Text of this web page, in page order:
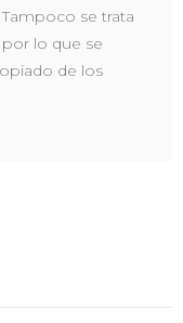
se trata
lo que se
de los